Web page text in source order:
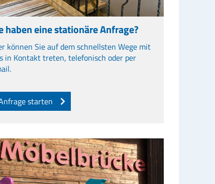
haben eine stationäre Anfrage?
können Sie auf dem schnellsten Wege mit
in Kontakt treten, telefonisch oder per
starten